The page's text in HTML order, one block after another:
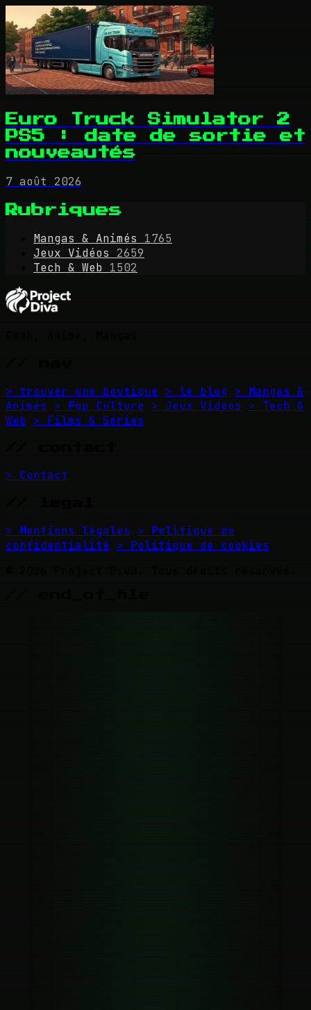
Euro Truck Simulator 2
PS5 : date de sortie et
nouveautés
7 août 2026
Rubriques
Mangas & Animés
1765
Jeux Vidéos
2659
Tech & Web 1502
> trouver une boutique > le blog > Mangas &
Animés
> Pop Culture > Jeux Vidéos
> Tech &
Web > Films & Séries
> Contact
> Mentions légales
> Politique de
confidentialité > Politique de cookies